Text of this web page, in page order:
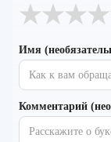
★
★
★
★
Имя
Комментарий